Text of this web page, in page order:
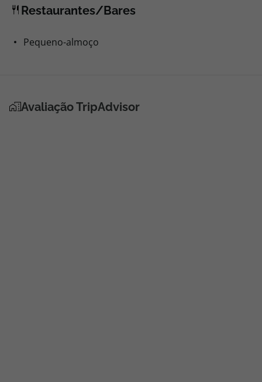
Restaurantes/Bares
Pequeno-almoço
Avaliação TripAdvisor